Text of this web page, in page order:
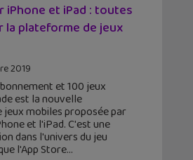
iPhone et iPad : toutes
la plateforme de jeux
2019
et 100 jeux
est la nouvelle
mobiles proposée par
et l'iPad. C'est une
dans l'univers du jeu
l'App Store